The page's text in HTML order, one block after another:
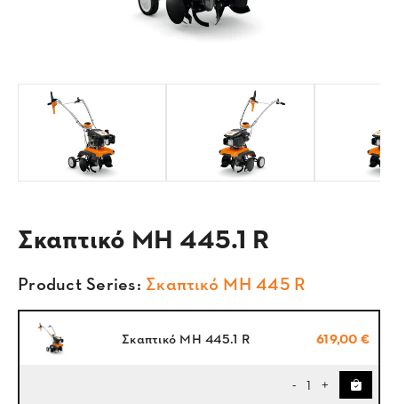
Σκαπτικό MH 445.1 R
Product Series: Σκαπτικό MH 445 R
Σκαπτικό MH 445.1 R 619,00 €
- 1 +